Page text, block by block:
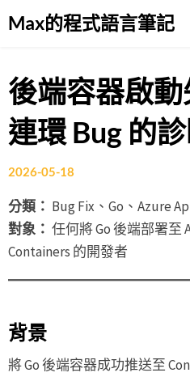
toMax的程式語言筆記
後端容器啟
連環 Bug 的
2026-05-18
分類： Bug Fix、Go、Azure
對象： 任何將 Go 後端部署至
Containers 的開發者
背景
將 Go 後端容器成功推送至